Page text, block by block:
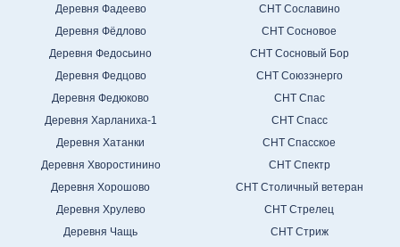
Деревня Фадеево
Деревня Фёдлово
Деревня Федосьино
Деревня Федцово
Деревня Федюково
Деревня Харланиха-1
Деревня Хатанки
Деревня Хворостинино
Деревня Хорошово
Деревня Хрулево
Деревня Чащь
СНТ Сославино
СНТ Сосновое
СНТ Сосновый Бор
СНТ Союзэнерго
СНТ Спас
СНТ Спасс
СНТ Спасское
СНТ Спектр
СНТ Столичный ветеран
СНТ Стрелец
СНТ Стриж